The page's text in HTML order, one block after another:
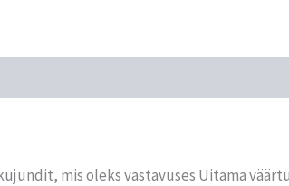
mis oleks vastavuses Uitama